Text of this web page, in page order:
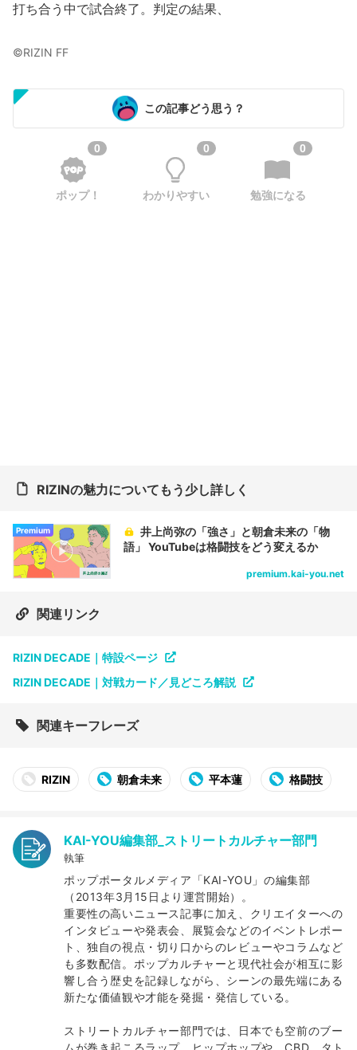
打ち合う中で試合終了。判定の結果、
©︎RIZIN FF
この記事どう思う？
0
ポップ！
0
わかりやすい
0
勉強になる
RIZINの魅力についてもう少し詳しく
Premium
井上尚弥の「強さ」と朝倉未来の「物
語」 YouTubeは格闘技をどう変えるか
premium.kai-you.net
関連リンク
RIZIN DECADE｜特設ページ
RIZIN DECADE｜対戦カード／見どころ解説
関連キーフレーズ
RIZIN 朝倉未来 平本蓮 格闘技
KAI-YOU編集部_ストリートカルチャー部門
執筆
ポップポータルメディア「KAI-YOU」の編集部
（2013年3月15日より運営開始）。
重要性の高いニュース記事に加え、クリエイターへの
インタビューや発表会、展覧会などのイベントレポー
ト、独自の視点・切り口からのレビューやコラムなど
も多数配信。ポップカルチャーと現代社会が相互に影
響し合う歴史を記録しながら、シーンの最先端にある
新たな価値観や才能を発掘・発信している。
ストリートカルチャー部門では、日本でも空前のブー
ムが巻き起こるラップ、ヒップホップや、CBD、タト